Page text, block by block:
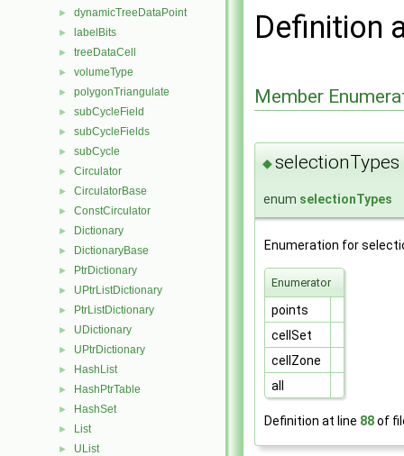
► dynamicTreeDataPoint
► labelBits
► treeDataCell
► volumeType
► polygonTriangulate
► subCycleField
► subCycleFields
► subCycle
► Circulator
► CirculatorBase
► ConstCirculator
► Dictionary
► DictionaryBase
► PtrDictionary
► UPtrListDictionary
► PtrListDictionary
► UDictionary
► UPtrDictionary
► HashList
► HashPtrTable
► HashSet
► List
► UList
Definition
Member
◆selectionTypes
enum selectionTypes
Enumeration for
Enumerator
points
cellSet
cellZone
all
Definition at line 88of